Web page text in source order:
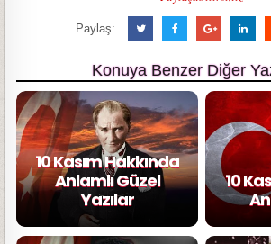
Paylaş:
Konuya Benzer Diğer
10 Kasım Hakkında
Anlamlı Güzel
Yazılar
10